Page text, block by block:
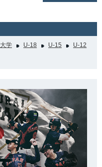
大学 U-18 U-15
U-12